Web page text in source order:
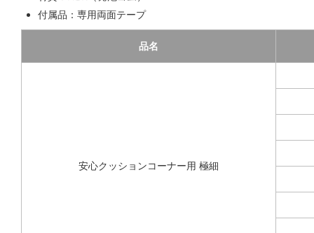
付属品：専用両面テープ
品名
安心クッションコーナー用 極細